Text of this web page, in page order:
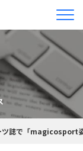
ツ誌で「magicosport